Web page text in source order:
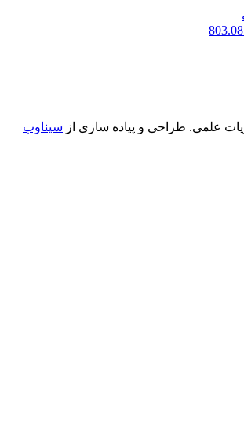
علمی. طراحی و پیاده سازی از سیناوب